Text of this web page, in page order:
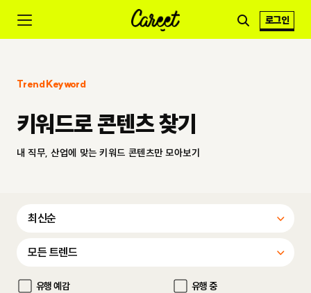
로그인
Trend Keyword
키워드로 콘텐츠 찾기
내 직무, 산업에 맞는 키워드 콘텐츠만 모아보기
유행 예감 유행 중